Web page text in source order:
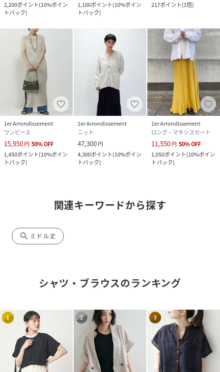
2,200ポイント(10%ポイン
トバック)
1,100ポイント(10%ポイン
トバック)
217ポイント(1倍)
1er Arrondissement
ワンピース
15,950円 50%OFF
1,450ポイント(10%ポイン
トバック)
1er Arrondissement
ニット
47,300円
4,300ポイント(10%ポイン
トバック)
1er Arrondissement
ロング・マキシスカート
11,550円 50%OFF
1,050ポイント(10%ポイン
トバック)
関連キーワードから探す
search ミドル丈
シャツ・ブラウスのランキング
1 2 3